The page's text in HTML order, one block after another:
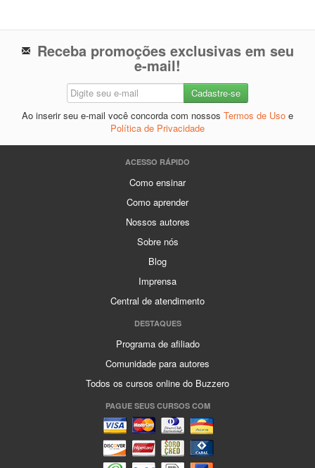
Receba promoções exclusivas em seu
e-mail!
Ao inserir seu e-mail você concorda com nossos Termos de Uso e
Política de Privacidade
ACESSO RÁPIDO
Como ensinar
Como aprender
Nossos autores
Sobre nós
Blog
Imprensa
Central de atendimento
DESTAQUES
Programa de afiliado
Comunidade para autores
Todos os cursos online do Buzzero
PAGUE SEUS CURSOS COM